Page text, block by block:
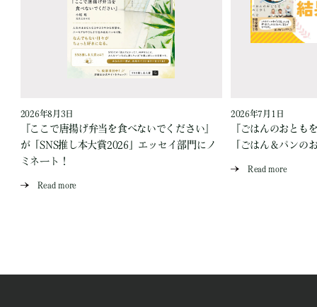
2026年8月3日
『ここで唐揚げ弁当を食べないでください』
が「SNS推し本大賞2026」エッセイ部門にノ
ミネート！
Read more
2026年7月1日
『ごはんのおとも
「ごはん＆パンの
Read more